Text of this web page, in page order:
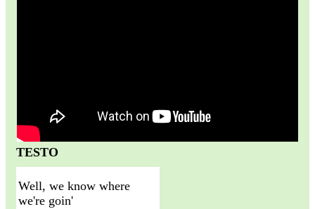
TESTO
Well, we know where
we're goin'